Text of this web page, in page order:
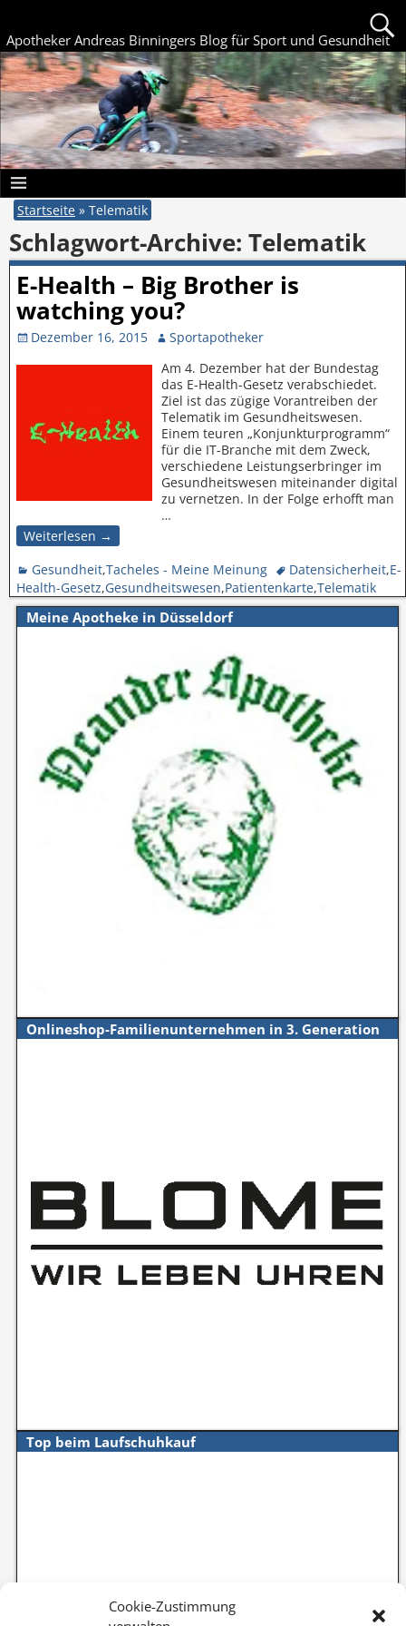
Cookie-Zustimmung
Apotheker Andreas Binningers Blog für Sport und Gesundheit
Startseite » Telematik
Schlagwort-Archive: Telematik
E-Health – Big Brother is
watching you?
Dezember 16, 2015
Sportapotheker
Am 4. Dezember hat der Bundestag
das E-Health-Gesetz verabschiedet.
Ziel ist das zügige Vorantreiben der
Telematik im Gesundheitswesen.
Einem teuren „Konjunkturprogramm“
für die IT-Branche mit dem Zweck,
verschiedene Leistungserbringer im
Gesundheitswesen miteinander digital
zu vernetzen. In der Folge erhofft man
…
Weiterlesen →
Gesundheit,Tacheles - Meine Meinung Datensicherheit,E-
Health-Gesetz,Gesundheitswesen,Patientenkarte,Telematik
Meine Apotheke in Düsseldorf
Onlineshop-Familienunternehmen in 3. Generation
Top beim Laufschuhkauf